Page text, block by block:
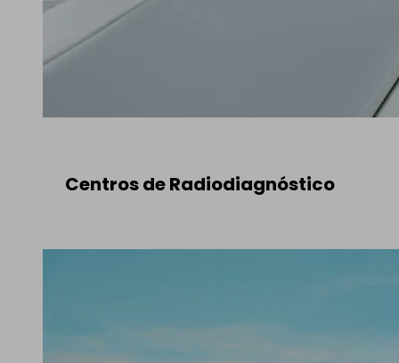
Centros de Radiodiagnóstico